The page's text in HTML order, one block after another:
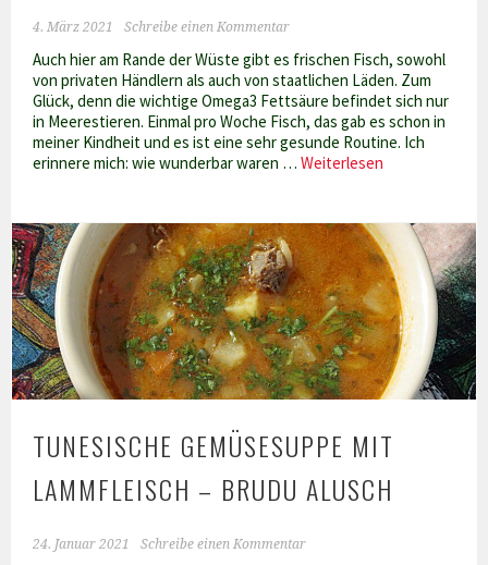
4. März 2021 Schreibe einen Kommentar
Auch hier am Rande der Wüste gibt es frischen Fisch, sowohl
von privaten Händlern als auch von staatlichen Läden. Zum
Glück, denn die wichtige Omega3 Fettsäure befindet sich nur
in Meerestieren. Einmal pro Woche Fisch, das gab es schon in
meiner Kindheit und es ist eine sehr gesunde Routine. Ich
erinnere mich: wie wunderbar waren …Weiterlesen
TUNESISCHE GEMÜSESUPPE MIT
LAMMFLEISCH – BRUDU ALUSCH
24. Januar 2021 Schreibe einen Kommentar